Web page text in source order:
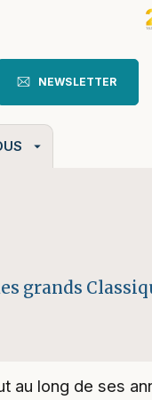
NEWSLETTER
arrow_drop_down
grands
au long de ses